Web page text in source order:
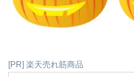
[PR] 楽天売れ筋商品